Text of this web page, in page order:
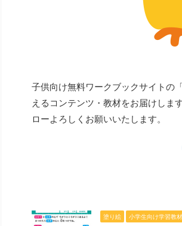
子供向け無料ワークブックサイトの
えるコンテンツ・教材をお届けしま
ローよろしくお願いいたします。
塗り絵 小学生向け学習教材